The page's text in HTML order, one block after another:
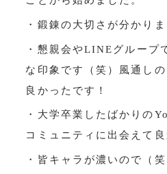
・鍛錬の大切さが分かりま
・懇親会やLINEグループ
な印象です（笑）風通し
良かったです！
・大学卒業したばかりの
コミュニティに出会えて良
・皆キャラが濃いので（